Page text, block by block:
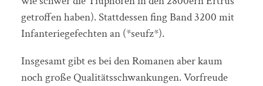
getroffen haben). Stattdessen fing Band 3200 mit
Infanteriegefechten an (*seufz*).
Insgesamt gibt es bei den Romanen aber kaum
noch große Qualitätsschwankungen. Vorfreude